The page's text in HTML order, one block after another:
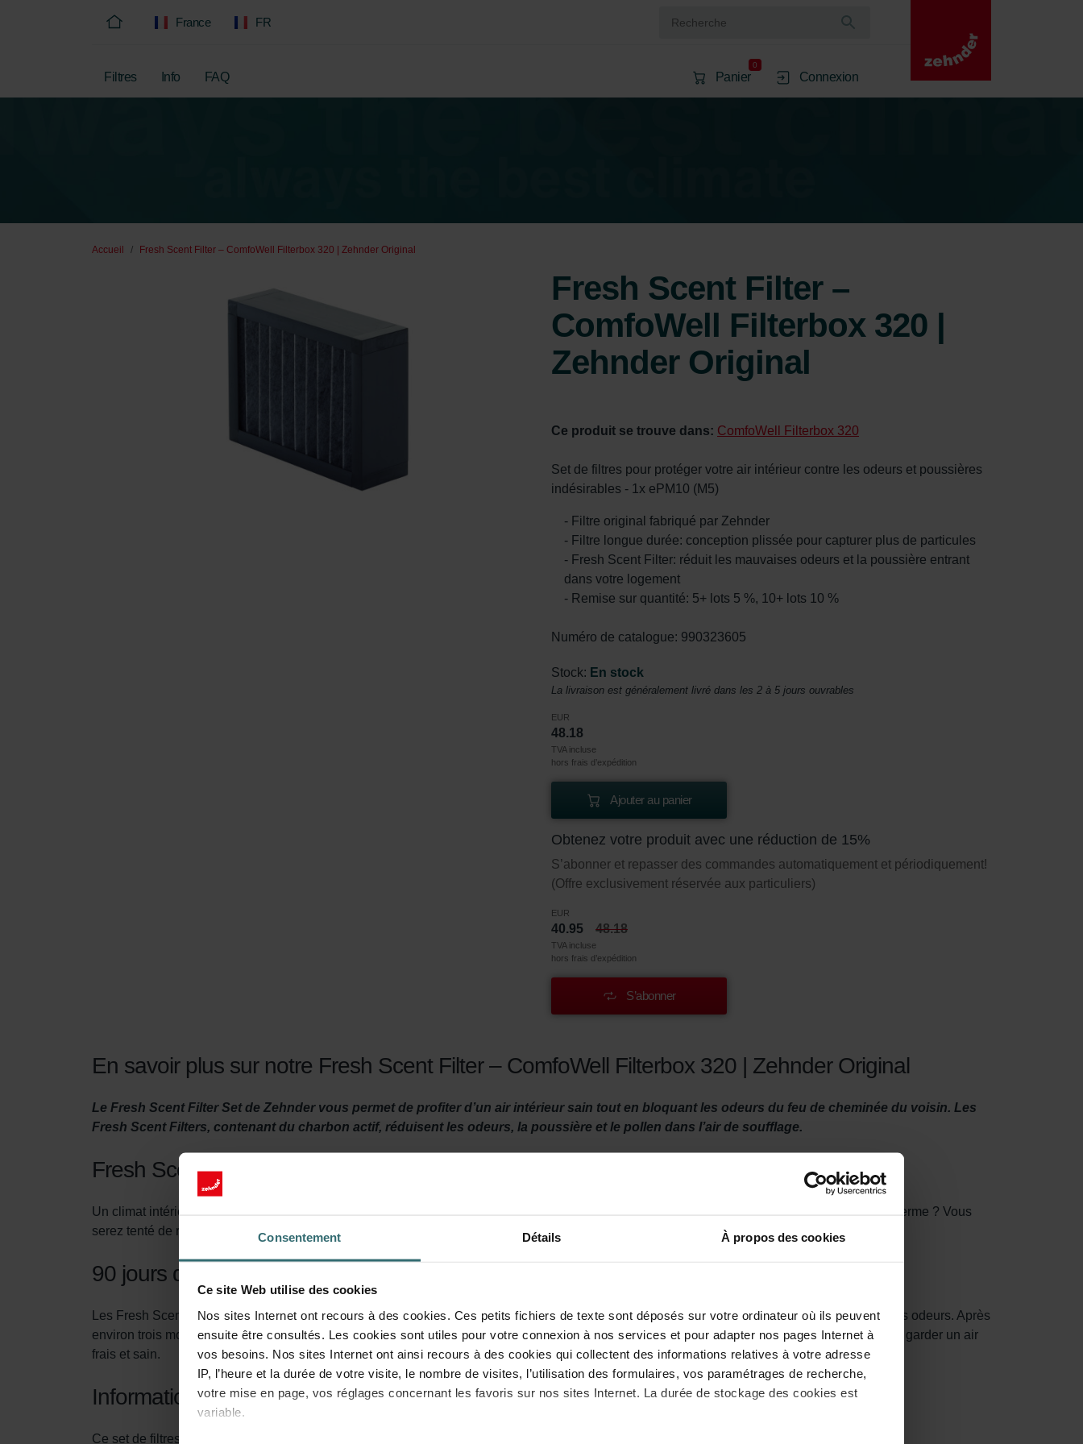
Consentement Détails À propos des cookies
Ce site Web utilise des cookies
Nos sites Internet ont recours à des cookies. Ces petits fichiers de texte sont déposés sur votre ordinateur où ils peuvent
ensuite être consultés. Les cookies sont utiles pour votre connexion à nos services et pour adapter nos pages Internet à
vos besoins. Nos sites Internet ont ainsi recours à des cookies qui collectent des informations relatives à votre adresse
IP, l’heure et la durée de votre visite, le nombre de visites, l’utilisation des formulaires, vos paramétrages de recherche,
votre mise en page, vos réglages concernant les favoris sur nos sites Internet. La durée de stockage des cookies est
variable.
France FR
Filtres Info FAQ Panier
0
Connexion
Accueil Fresh Scent Filter – ComfoWell Filterbox 320 | Zehnder Original
Fresh Scent Filter –
ComfoWell Filterbox 320 |
Zehnder Original
Ce produit se trouve dans: ComfoWell Filterbox 320
Set de filtres pour protéger votre air intérieur contre les odeurs et poussières
indésirables - 1x ePM10 (M5)
- Filtre original fabriqué par Zehnder
- Filtre longue durée: conception plissée pour capturer plus de particules
- Fresh Scent Filter: réduit les mauvaises odeurs et la poussière entrant
dans votre logement
- Remise sur quantité: 5+ lots 5 %, 10+ lots 10 %
Numéro de catalogue: 990323605
Stock: En stock
La livraison est généralement livré dans les 2 à 5 jours ouvrables
EUR
48.18
TVA incluse
hors frais d’expédition
Ajouter au panier
Obtenez votre produit avec une réduction de 15%
S’abonner et repasser des commandes automatiquement et périodiquement!
(Offre exclusivement réservée aux particuliers)
EUR
40.95 48.18
TVA incluse
hors frais d’expédition
S’abonner
En savoir plus sur notre Fresh Scent Filter – ComfoWell Filterbox 320 | Zehnder Original
Le Fresh Scent Filter Set de Zehnder vous permet de profiter d’un air intérieur sain tout en bloquant les odeurs du feu de cheminée du voisin. Les
Fresh Scent Filters, contenant du charbon actif, réduisent les odeurs, la poussière et le pollen dans l’air de soufflage.
Fresh Scent Filter set
Un climat intérieur sain passe par une ventilation suffisante. Mais si vos voisins ont une cheminée odorante ? Ou si vous habitez à côté d’une ferme ? Vous
serez tenté de réduire la ventilation pour éviter les mauvaises odeurs. Ce ne sera plus nécessaire avec le Fresh Scent Filter Set de Zehnder.
90 jours de protection
Les Fresh Scent Filters éliminent les odeurs, la poussière et le pollen de l’air soufflé. Le charbon actif contenu dans le filtre piège les mauvaises odeurs. Après
environ trois mois, son efficacité diminue. Il peut même relâcher les odeurs emprisonnées dans votre intérieur. Le remplacer à temps permet de garder un air
frais et sain.
Informations techniques
Ce set de filtres contient: